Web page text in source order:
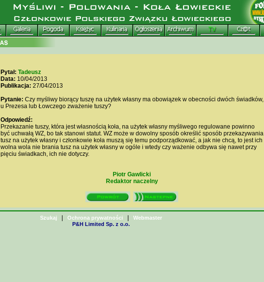
Pytał: Tadeusz
Data: 10/04/2013
Publikacja: 27/04/2013
Pytanie: Czy myśliwy biorący tuszę na użytek własny ma obowiązek w obecności dwóch świadków,
u Prezesa lub Łowczego zważenie tuszy?
Odpowiedź:
Przekazanie tuszy, która jest własnością koła, na użytek własny myśliwego regulowane powinno
być uchwałą WZ, bo tak stanowi statut. WZ może w dowolny sposób określić sposób przekazywania
tusz na użytek własny i członkowie koła muszą się temu podporządkować, a jak nie chcą, to jest ich
wolna wola nie brania tusz na użytek własny w ogóle i wtedy czy ważenie odbywa się nawet przy
pięciu świadkach, ich nie dotyczy.
Piotr Gawlicki
Redaktor naczelny
Szukaj Ochrona prywatności
Webmaster
P&H Limited Sp. z o.o.